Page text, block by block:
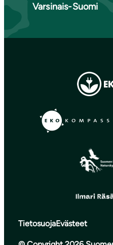
Varsinais-Suomi
TietosuojaEvästeet